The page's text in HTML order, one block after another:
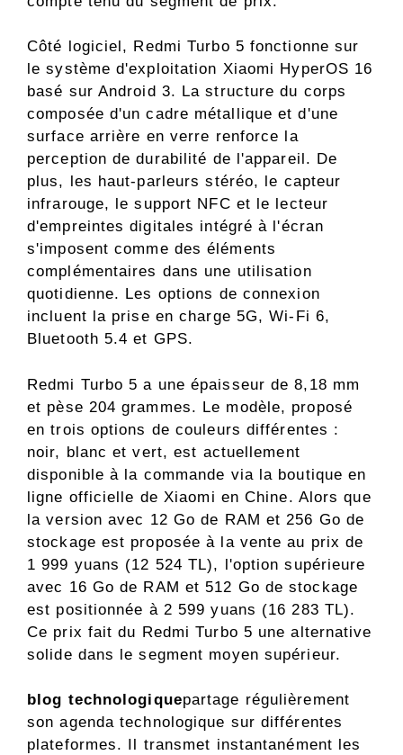
Côté logiciel, Redmi Turbo 5 fonctionne sur
le système d'exploitation Xiaomi HyperOS 16
basé sur Android 3. La structure du corps
composée d'un cadre métallique et d'une
surface arrière en verre renforce la
perception de durabilité de l'appareil. De
plus, les haut-parleurs stéréo, le capteur
infrarouge, le support NFC et le lecteur
d'empreintes digitales intégré à l'écran
s'imposent comme des éléments
complémentaires dans une utilisation
quotidienne. Les options de connexion
incluent la prise en charge 5G, Wi-Fi 6,
Bluetooth 5.4 et GPS.
Redmi Turbo 5 a une épaisseur de 8,18 mm
et pèse 204 grammes. Le modèle, proposé
en trois options de couleurs différentes :
noir, blanc et vert, est actuellement
disponible à la commande via la boutique en
ligne officielle de Xiaomi en Chine. Alors que
la version avec 12 Go de RAM et 256 Go de
stockage est proposée à la vente au prix de
1 999 yuans (12 524 TL), l'option supérieure
avec 16 Go de RAM et 512 Go de stockage
est positionnée à 2 599 yuans (16 283 TL).
Ce prix fait du Redmi Turbo 5 une alternative
solide dans le segment moyen supérieur.
blog technologiquepartage régulièrement
son agenda technologique sur différentes
plateformes. Il transmet instantanément les